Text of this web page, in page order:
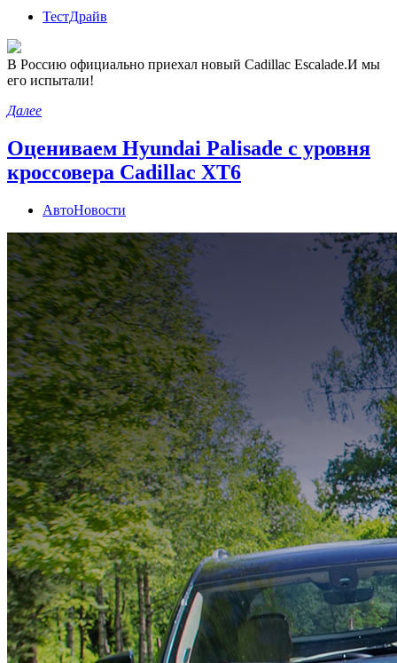
ТестДрайв
В Россию официально приехал новый Cadillac Escalade.И мы
его испытали!
Далее
Оцениваем Hyundai Palisade с уровня
кроссовера Cadillac XT6
АвтоНовости